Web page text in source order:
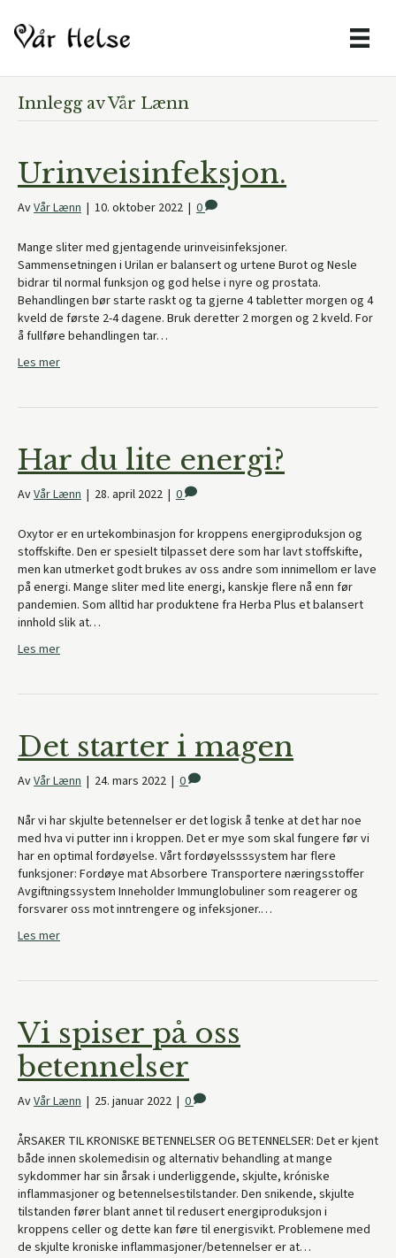
Innlegg av Vår Lænn
Urinveisinfeksjon.
AvVår Lænn | 10. oktober 2022 | 0
Mange sliter med gjentagende urinveisinfeksjoner.
Sammensetningen i Urilan er balansert og urtene Burot og Nesle
bidrar til normal funksjon og god helse i nyre og prostata.
Behandlingen bør starte raskt og ta gjerne 4 tabletter morgen og 4
kveld de første 2-4 dagene. Bruk deretter 2 morgen og 2 kveld. For
å fullføre behandlingen tar…
Les mer
Har du lite energi?
AvVår Lænn | 28. april 2022 | 0
Oxytor er en urtekombinasjon for kroppens energiproduksjon og
stoffskifte. Den er spesielt tilpasset dere som har lavt stoffskifte,
men kan utmerket godt brukes av oss andre som innimellom er lave
på energi. Mange sliter med lite energi, kanskje flere nå enn før
pandemien. Som alltid har produktene fra Herba Plus et balansert
innhold slik at…
Les mer
Det starter i magen
AvVår Lænn | 24. mars 2022 | 0
Når vi har skjulte betennelser er det logisk å tenke at det har noe
med hva vi putter inn i kroppen. Det er mye som skal fungere før vi
har en optimal fordøyelse. Vårt fordøyelssssystem har flere
funksjoner: Fordøye mat Absorbere Transportere næringsstoffer
Avgiftningssystem Inneholder Immunglobuliner som reagerer og
forsvarer oss mot inntrengere og infeksjoner.…
Les mer
Vi spiser på oss
betennelser
AvVår Lænn | 25. januar 2022 | 0
ÅRSAKER TIL KRONISKE BETENNELSER OG BETENNELSER: Det er kjent
både innen skolemedisin og alternativ behandling at mange
sykdommer har sin årsak i underliggende, skjulte, króniske
inflammasjoner og betennelsestilstander. Den snikende, skjulte
tilstanden fører blant annet til redusert energiproduksjon i
kroppens celler og dette kan føre til energisvikt. Problemene med
de skjulte kroniske inflammasjoner/betennelser er at…